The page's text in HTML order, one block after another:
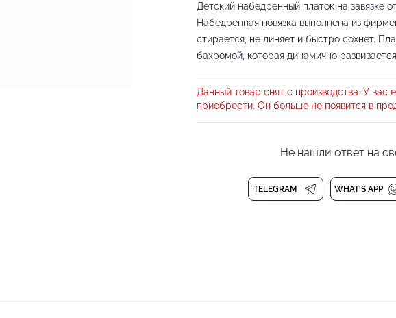
Детский набедренный платок на завязке
Набедренная повязка выполнена из
стирается, не линяет и быстро сохнет.
бахромой, которая динамично
загадочности, что позволит получить
впечатлений.
Состав: 94% полиэстер, 6% спандекс
Данный товар снят с производства. У вас
приобрести. Он больше не появится в
Не нашли ответ на
TELEGRAM WHAT'S APP